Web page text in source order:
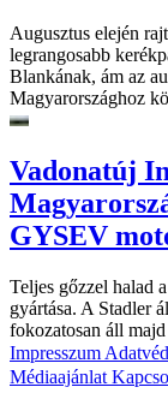
Augusztus elején
legrangosabb
Blankának, ám az
Magyarországhoz
Vadonatúj
GYSEV
Teljes gőzzel halad
gyártása. A Stadler
fokozatosan áll
Impresszum
Médiaajánlat